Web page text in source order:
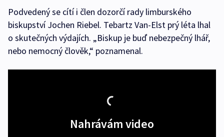
Podvedený se cítí i člen dozorčí rady limburského
biskupství Jochen Riebel. Tebartz Van-Elst prý léta lhal
o skutečných výdajích. „Biskup je buď nebezpečný lhář,
nebo nemocný člověk,“ poznamenal.
Nahrávám video